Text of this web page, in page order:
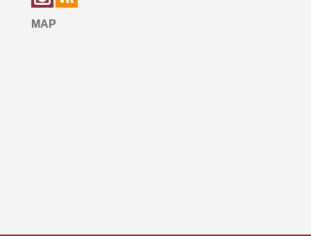
MAP